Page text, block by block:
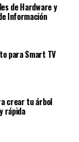
de Hardware y
Información
para Smart TV
crear tu árbol
rápida